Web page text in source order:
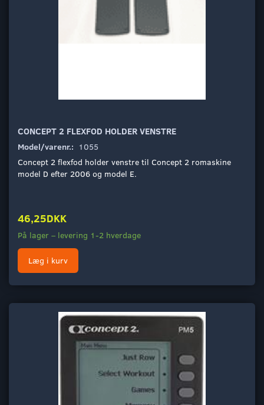
CONCEPT 2 FLEXFOD HOLDER VENSTRE
Model/varenr.: 1055
Concept 2 flexfod holder venstre til Concept 2 romaskine
model D efter 2006 og model E.
46,25DKK
På lager – levering 1-2 hverdage
Læg i kurv